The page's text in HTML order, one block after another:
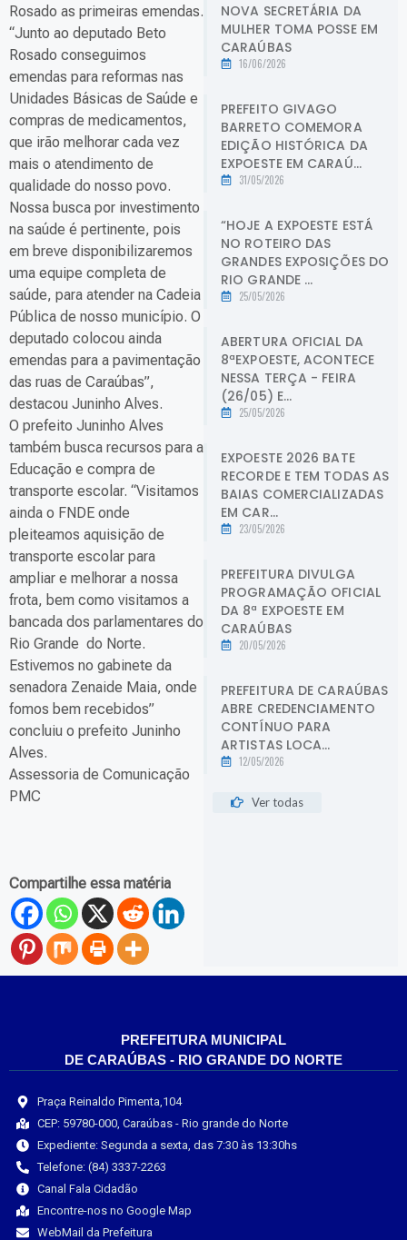
Rosado as primeiras emendas.
“Junto ao deputado Beto
Rosado conseguimos
emendas para reformas nas
Unidades Básicas de Saúde e
compras de medicamentos,
que irão melhorar cada vez
mais o atendimento de
qualidade do nosso povo.
Nossa busca por investimento
na saúde é pertinente, pois
em breve disponibilizaremos
uma equipe completa de
saúde, para atender na Cadeia
Pública de nosso município. O
deputado colocou ainda
emendas para a pavimentação
das ruas de Caraúbas”,
destacou Juninho Alves.
O prefeito Juninho Alves
também busca recursos para a
Educação e compra de
transporte escolar. “Visitamos
ainda o FNDE onde
pleiteamos aquisição de
transporte escolar para
ampliar e melhorar a nossa
frota, bem como visitamos a
bancada dos parlamentares do
Rio Grande do Norte.
Estivemos no gabinete da
senadora Zenaide Maia, onde
fomos bem recebidos”
concluiu o prefeito Juninho
Alves.
Assessoria de Comunicação
PMC
Compartilhe essa matéria
NOVA SECRETÁRIA DA
MULHER TOMA POSSE EM
CARAÚBAS
16/06/2026
PREFEITO GIVAGO
BARRETO COMEMORA
EDIÇÃO HISTÓRICA DA
EXPOESTE EM CARAÚ...
31/05/2026
“HOJE A EXPOESTE ESTÁ
NO ROTEIRO DAS
GRANDES EXPOSIÇÕES DO
RIO GRANDE ...
25/05/2026
ABERTURA OFICIAL DA
8ªEXPOESTE, ACONTECE
NESSA TERÇA - FEIRA
(26/05) E...
25/05/2026
EXPOESTE 2026 BATE
RECORDE E TEM TODAS AS
BAIAS COMERCIALIZADAS
EM CAR...
23/05/2026
PREFEITURA DIVULGA
PROGRAMAÇÃO OFICIAL
DA 8ª EXPOESTE EM
CARAÚBAS
20/05/2026
PREFEITURA DE CARAÚBAS
ABRE CREDENCIAMENTO
CONTÍNUO PARA
ARTISTAS LOCA...
12/05/2026
Ver todas
PREFEITURA MUNICIPAL
DE CARAÚBAS - RIO GRANDE DO NORTE
Praça Reinaldo Pimenta,104
CEP: 59780-000, Caraúbas - Rio grande do Norte
Expediente: Segunda a sexta, das 7:30 às 13:30hs
Telefone: (84) 3337-2263
Canal Fala Cidadão
Encontre-nos no Google Map
WebMail da Prefeitura